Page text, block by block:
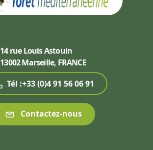
14 rue Louis Astouin
13002 Marseille, FRANCE
Tél :+33 (0)4 91 56 06 91
Contactez-nous